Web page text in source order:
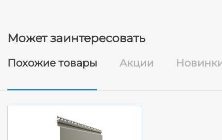
Может заинтересовать
Похожие товары Акции